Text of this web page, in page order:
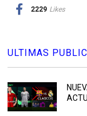
2229 Likes
ULTIMAS